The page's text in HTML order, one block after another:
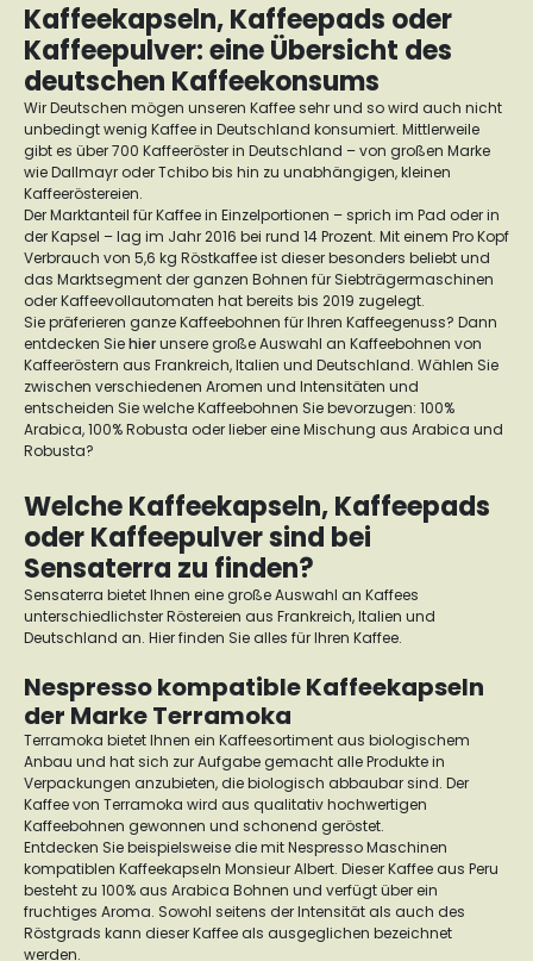
Kaffeekapseln, Kaffeepads oder
Kaffeepulver: eine Übersicht des
deutschen Kaffeekonsums
Wir Deutschen mögen unseren Kaffee sehr und so wird auch nicht
unbedingt wenig Kaffee in Deutschland konsumiert. Mittlerweile
gibt es über 700 Kaffeeröster in Deutschland – von großen Marke
wie Dallmayr oder Tchibo bis hin zu unabhängigen, kleinen
Kaffeeröstereien.
Der Marktanteil für Kaffee in Einzelportionen – sprich im Pad oder in
der Kapsel – lag im Jahr 2016 bei rund 14 Prozent. Mit einem Pro Kopf
Verbrauch von 5,6 kg Röstkaffee ist dieser besonders beliebt und
das Marktsegment der ganzen Bohnen für Siebträgermaschinen
oder Kaffeevollautomaten hat bereits bis 2019 zugelegt.
Sie präferieren ganze Kaffeebohnen für Ihren Kaffeegenuss? Dann
entdecken Siehierunsere große Auswahl an Kaffeebohnen von
Kaffeeröstern aus Frankreich, Italien und Deutschland. Wählen Sie
zwischen verschiedenen Aromen und Intensitäten und
entscheiden Sie welche Kaffeebohnen Sie bevorzugen: 100%
Arabica, 100% Robusta oder lieber eine Mischung aus Arabica und
Robusta?
Welche Kaffeekapseln, Kaffeepads
oder Kaffeepulver sind bei
Sensaterra zu finden?
Sensaterra bietet Ihnen eine große Auswahl an Kaffees
unterschiedlichster Röstereien aus Frankreich, Italien und
Deutschland an. Hier finden Sie alles für Ihren Kaffee.
Nespresso kompatible Kaffeekapseln
der Marke Terramoka
Terramoka bietet Ihnen ein Kaffeesortiment aus biologischem
Anbau und hat sich zur Aufgabe gemacht alle Produkte in
Verpackungen anzubieten, die biologisch abbaubar sind. Der
Kaffee von Terramoka wird aus qualitativ hochwertigen
Kaffeebohnen gewonnen und schonend geröstet.
Entdecken Sie beispielsweise die mit Nespresso Maschinen
kompatiblen Kaffeekapseln Monsieur Albert. Dieser Kaffee aus Peru
besteht zu 100% aus Arabica Bohnen und verfügt über ein
fruchtiges Aroma. Sowohl seitens der Intensität als auch des
Röstgrads kann dieser Kaffee als ausgeglichen bezeichnet
werden.